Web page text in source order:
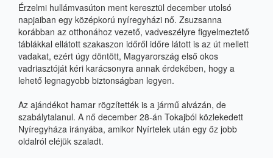
Érzelmi hullámvasúton ment keresztül december utolsó
napjaiban egy középkorú nyíregyházi nő. Zsuzsanna
korábban az otthonához vezető, vadveszélyre figyelmeztető
táblákkal ellátott szakaszon időről időre látott is az út mellett
vadakat, ezért úgy döntött, Magyarország első okos
vadriasztóját kéri karácsonyra annak érdekében, hogy a
lehető legnagyobb biztonságban legyen.
Az ajándékot hamar rögzítették is a jármű alvázán, de
szabálytalanul. A nő december 28-án Tokajból közlekedett
Nyíregyháza irányába, amikor Nyírtelek után egy őz jobb
oldalról eléjük szaladt.